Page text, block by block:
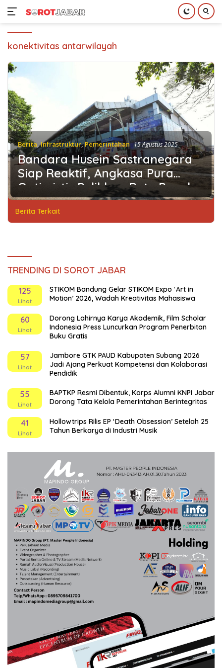
konten
konektivitas antarwilayah
Berita,Infrastruktur,Pemerintahan 15 Agustus 2025
Bandara Husein Sastranegara
Siap Reaktif, Angkasa Pura
Optimistis Pulihkan Rute Populer
Berita Terkait
TRENDING DI SOROT JABAR
125
Lihat
STIKOM Bandung Gelar STIKOM Expo ‘Art in
Motion’ 2026, Wadah Kreativitas Mahasiswa
60
Lihat
Dorong Lahirnya Karya Akademik, Film Scholar
Indonesia Press Luncurkan Program Penerbitan
Buku Gratis
57
Lihat
Jambore GTK PAUD Kabupaten Subang 2026
Jadi Ajang Perkuat Kompetensi dan Kolaborasi
Pendidik
55
Lihat
BAPTKP Resmi Dibentuk, Korps Alumni KNPI Jabar
Dorong Tata Kelola Pemerintahan Berintegritas
41
Lihat
Hollowtrips Rilis EP ‘Death Obsession’ Setelah 25
Tahun Berkarya di Industri Musik